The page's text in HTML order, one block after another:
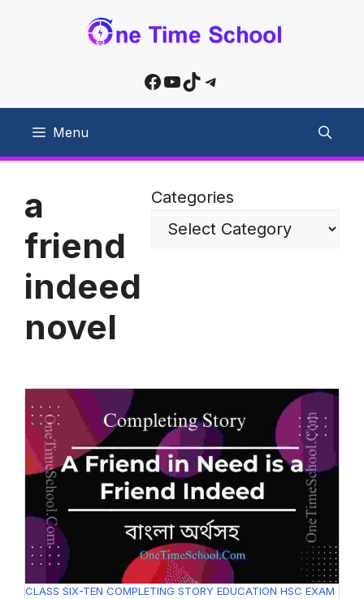
Facebook
YouTube
TikTokTelegram
Menu
a
friend
indeed
novel
Categories
CLASS SIX-TEN COMPLETING STORY EDUCATION HSC EXAM